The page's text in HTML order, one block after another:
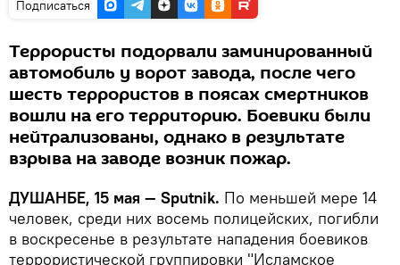
Подписаться
Террористы подорвали заминированный
автомобиль у ворот завода, после чего
шесть террористов в поясах смертников
вошли на его территорию. Боевики были
нейтрализованы, однако в результате
взрыва на заводе возник пожар.
ДУШАНБЕ, 15 мая — Sputnik. По меньшей мере 14
человек, среди них восемь полицейских, погибли
в воскресенье в результате нападения боевиков
террористической группировки "Исламское